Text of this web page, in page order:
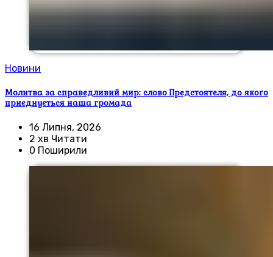
Новини
Молитва за справедливий мир: слово Предстоятеля, до якого
приєднується наша громада
16 Липня, 2026
2 хв Читати
0 Поширили